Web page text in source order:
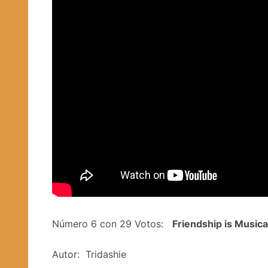
Número 6 con 29 Votos: Friendship is
Autor: Tridashie